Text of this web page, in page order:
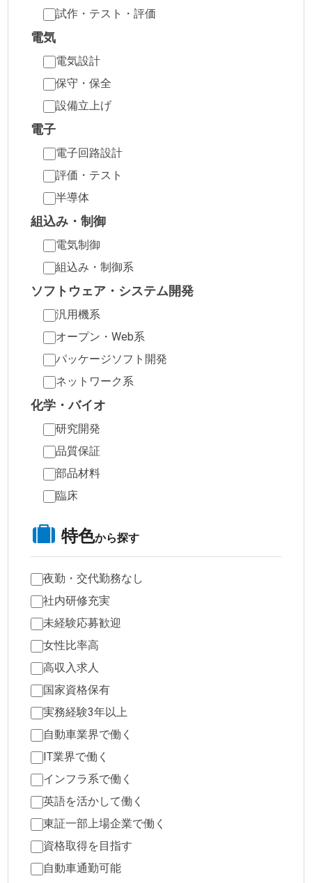
試作・テスト・評価
電気
電気設計
保守・保全
設備立上げ
電子
電子回路設計
評価・テスト
半導体
組込み・制御
電気制御
組込み・制御系
ソフトウェア・システム開発
汎用機系
オープン・Web系
パッケージソフト開発
ネットワーク系
化学・バイオ
研究開発
品質保証
部品材料
臨床
特色から探す
夜勤・交代勤務なし
社内研修充実
未経験応募歓迎
女性比率高
高収入求人
国家資格保有
実務経験3年以上
自動車業界で働く
IT業界で働く
インフラ系で働く
英語を活かして働く
東証一部上場企業で働く
資格取得を目指す
自動車通勤可能